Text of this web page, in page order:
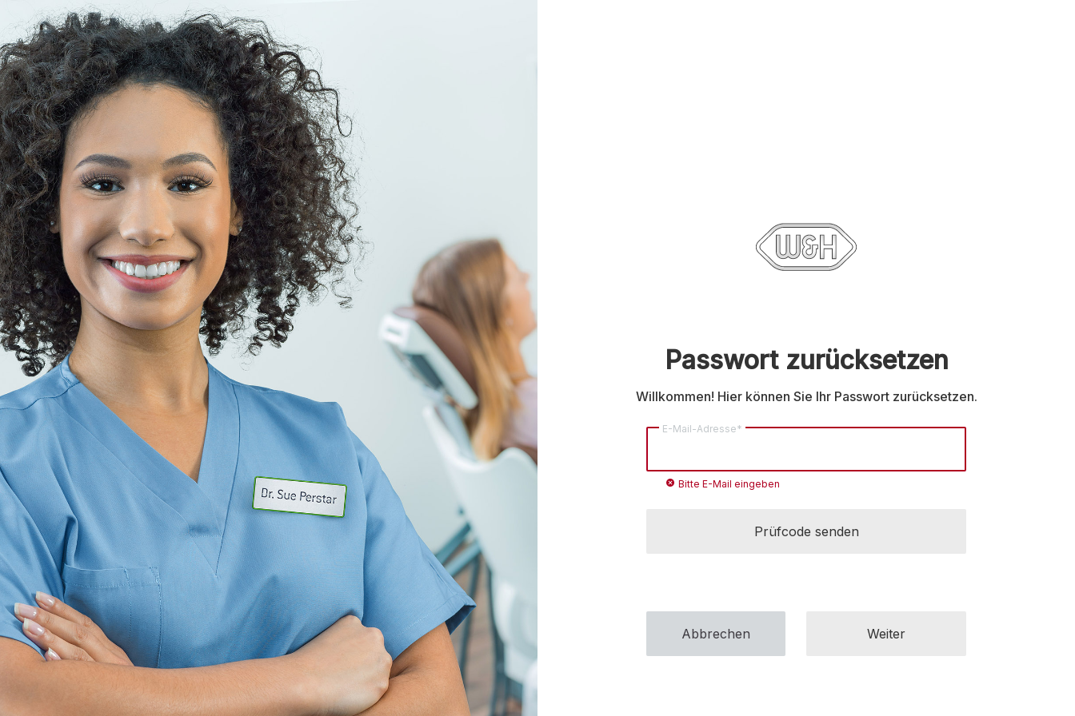
Passwort zurücksetzen
Willkommen! Hier können Sie Ihr Passwort zurücksetzen.
E-Mail-Adresse*
cancel Bitte E-Mail eingeben
Prüfcode senden
Abbrechen Weiter